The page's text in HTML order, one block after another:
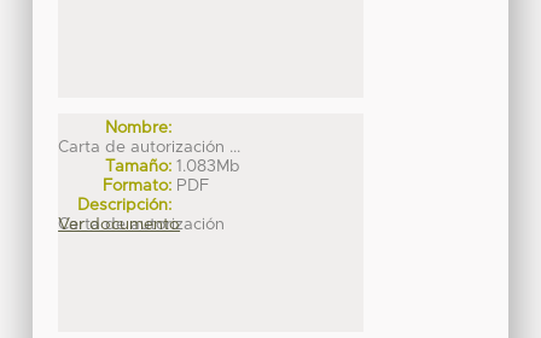
Nombre:
Carta de autorización ...
Tamaño: 1.083Mb
Formato: PDF
Descripción:
Carta de autorización
Ver documento